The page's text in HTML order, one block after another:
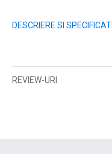
DESCRIERE SI SPECIFICATII
REVIEW-URI